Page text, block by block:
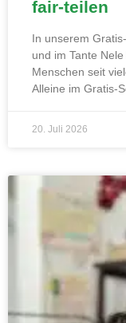
fair-teilen
In unserem
und im Tante
Menschen seit
Alleine im Gratis-
20. Juli 2026